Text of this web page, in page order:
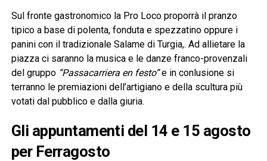
Sul fronte gastronomico la Pro Loco proporrà il pranzo
tipico a base di polenta, fonduta e spezzatino oppure i
panini con il tradizionale Salame di Turgia,. Ad allietare la
piazza ci saranno la musica e le danze franco-provenzali
del gruppo “Passacarriera en festo”e in conlusione si
terranno le premiazioni dell’artigiano e della scultura più
votati dal pubblico e dalla giuria.
Gli appuntamenti del 14 e 15 agosto
per Ferragosto